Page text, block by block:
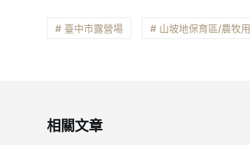
# 臺中市露營場 # 山坡地保育區/農牧
相關文章